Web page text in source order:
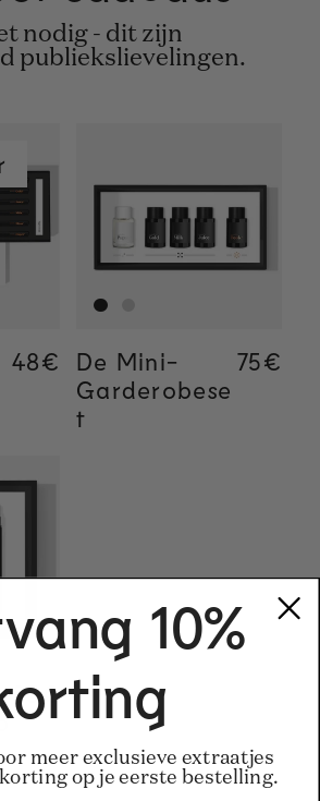
nodig - dit zijn
publiekslievelingen.
Regular price
48€
Regular price
48€
De Mini-
Garderobese
t
75€
Regular price
85€
Regular price
85€
10%
meer exclusieve extraatjes
op je eerste bestelling.